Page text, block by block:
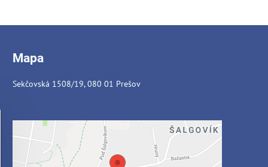
Mapa
Sekčovská 1508/19, 080 01 Prešov